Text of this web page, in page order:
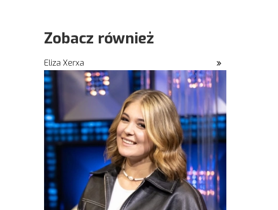
Zobacz również
Eliza Xerxa